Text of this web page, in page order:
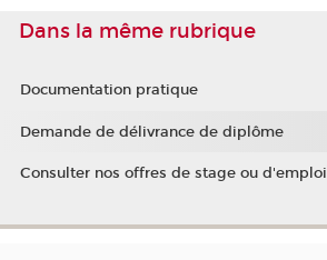
Dans la même rubrique
Documentation pratique
Demande de délivrance de diplôme
Consulter nos offres de stage ou d'emploi